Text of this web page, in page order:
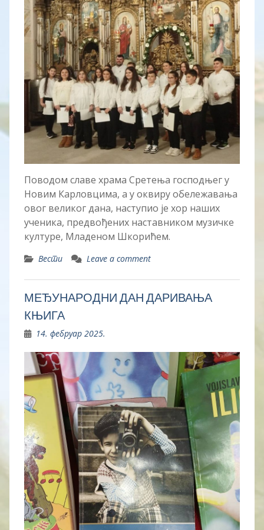
Поводом славе храма Сретења господњег у
Новим Карловцима, а у оквиру обележавања
овог великог дана, наступио је хор наших
ученика, предвођених наставником музичке
културе, Младеном Шкорићем.
Вести Leave a comment
МЕЂУНАРОДНИ ДАН ДАРИВАЊА
КЊИГА
14. фебруар 2025.